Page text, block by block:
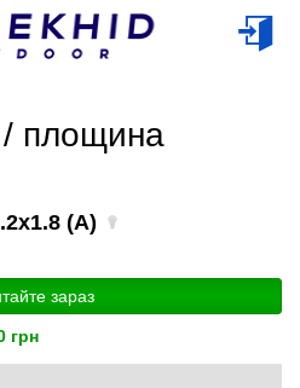
/ площина
(A)
зараз
грн